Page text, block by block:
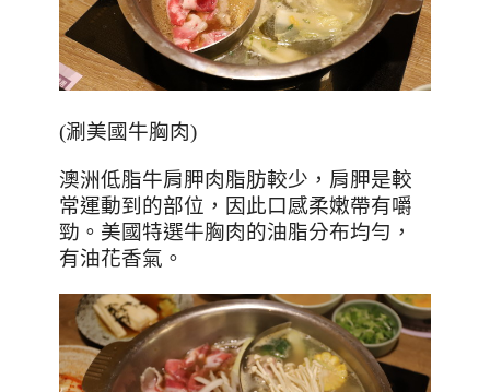
(涮美國牛胸肉)
澳洲低脂牛肩胛肉脂肪較少，肩胛是較
常運動到的部位，因此口感柔嫩帶有嚼
勁。美國特選牛胸肉的油脂分布均勻，
有油花香氣。